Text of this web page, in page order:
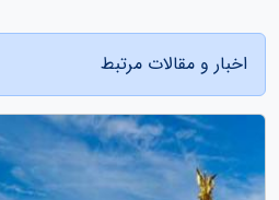
اخبار و مقالات مرتبط